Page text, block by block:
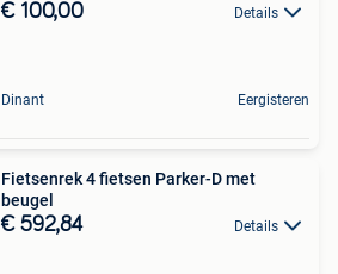
€ 100,00 Details
Dinant Eergisteren
Fietsenrek 4 fietsen Parker-D met
beugel
€ 592,84 Details